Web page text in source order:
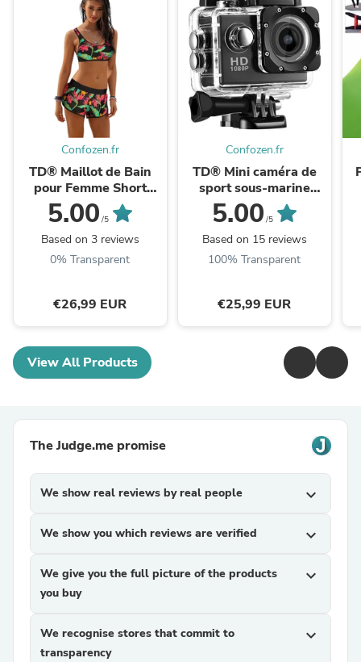
Confozen.fr
TD® Maillot de Bain
pour Femme Short
Caleçon Bikini Sèche
Rapide Imprimé Floral
Plage Sport Natation ...
5.00 /5
Based on 3 reviews
0% Transparent
€26,99 EUR
Confozen.fr
TD® Mini caméra de
sport sous-marine
sports de plein air
plongée à dégagement
rapide montée sur ...
5.00 /5
Based on 15 reviews
100% Transparent
€25,99 EUR
View All Products
The Judge.me promise
We show real reviews by real people expand_more
We show you which reviews are verified expand_more
We give you the full picture of the products
you buy
expand_more
We recognise stores that commit to
transparency
expand_more